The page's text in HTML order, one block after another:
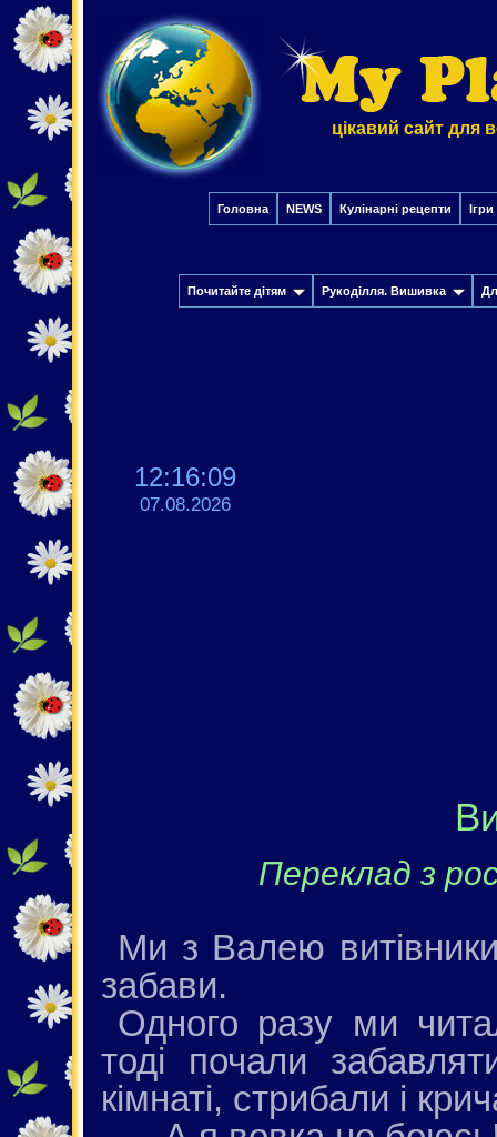
цікавий сайт для
Головна NEWS Кулінарні рецепти
Почитайте дітям Рукоділля. Вишивка
12:16:10
07.08.2026
Переклад з
Ми з Валею
забави.
Одного разу ми
тоді почали
кімнаті, стрибали і